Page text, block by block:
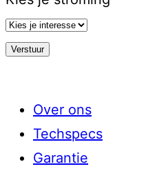
Over ons
Techspecs
Garantie